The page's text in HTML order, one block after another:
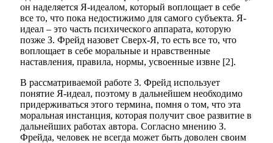
он наделяется Я-идеалом, который воплощает в себе
все то, что пока недостижимо для самого субъекта. Я-
идеал – это часть психического аппарата, которую
позже З. Фрейд назовет Сверх-Я, то есть все то, что
воплощает в себе моральные и нравственные
наставления, правила, нормы, усвоенные извне [2].
В рассматриваемой работе З. Фрейд использует
понятие Я-идеал, поэтому в дальнейшем необходимо
придерживаться этого термина, помня о том, что эта
моральная инстанция, которая получит свое развитие в
дальнейших работах автора. Согласно мнению З.
Фрейда, человек не всегда может быть доволен своим